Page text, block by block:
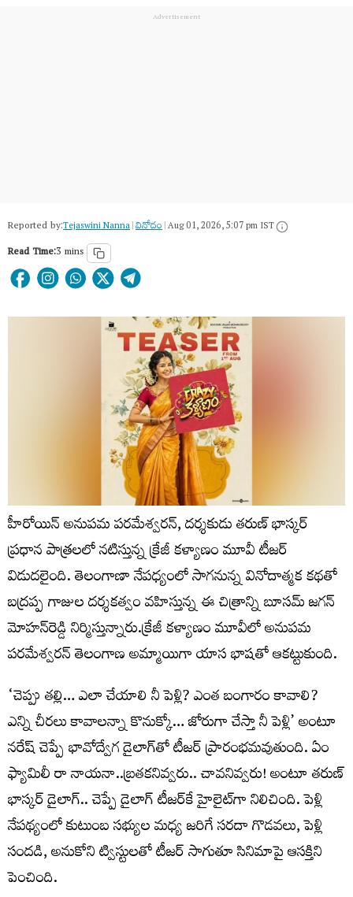
Reported by:Tejaswini Nanna|వినోదం|Aug 01, 2026, 5:07 pm IST
Read Time:3 mins
హీరోయిన్ అనుపమ పరమేశ్వరన్, దర్శకుడు తరుణ్ భాస్కర్
ప్రధాన పాత్రలలో నటిస్తున్న క్రేజీ కళ్యాణం మూవీ టీజర్
విడుదలైంది. తెలంగాణా నేపధ్యంలో సాగనున్న వినోదాత్మక కథతో
బద్రప్ప గాజుల దర్శకత్వం వహిస్తున్న ఈ చిత్రాన్ని బూసమ్ జగన్
మోహన్‌రెడ్డి నిర్మిస్తున్నారు.క్రేజీ కళ్యాణం మూవీలో అనుపమ
పరమేశ్వరన్ తెలంగాణ అమ్మాయిగా యాస భాషతో ఆకట్టుకుంది.
‘చెప్పు తల్లి… ఎలా చేయాలి నీ పెళ్లి? ఎంత బంగారం కావాలి?
ఎన్ని చీరలు కావాలన్నా కొనుక్కో… జోరుగా చేస్తా నీ పెళ్లి’ అంటూ
నరేష్ చెప్పే భావోద్వేగ డైలాగ్‌తో టీజర్ ప్రారంభమవుతుంది. ఏం
ఫ్యామిలీ రా నాయనా..బ్రతకనివ్వరు.. చావనివ్వరు! అంటూ తరుణ్
భాస్కర్ డైలాగ్.. చెప్పే డైలాగ్ టీజర్‌కే హైలైట్‌గా నిలిచింది. పెళ్లి
నేపథ్యంలో కుటుంబ సభ్యుల మధ్య జరిగే సరదా గొడవలు, పెళ్లి
సందడి, అనుకోని ట్విస్టులతో టీజర్ సాగుతూ సినిమాపై ఆసక్తిని
పెంచింది.